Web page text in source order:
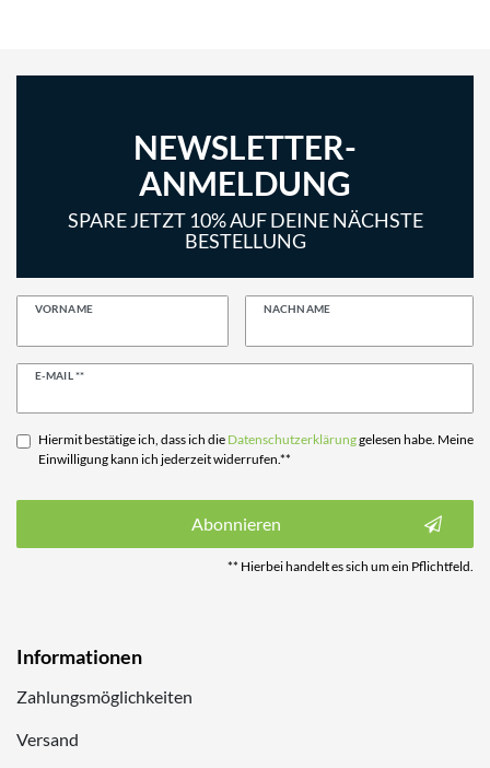
NEWSLETTER-
ANMELDUNG
SPARE JETZT 10% AUF DEINE NÄCHSTE
BESTELLUNG
VORNAME NACHNAME
E-MAIL **
Newsletter
Hiermit bestätige ich, dass ich die Daten­schutz­erklärunggelesen habe. Meine
Einwilligung kann ich jederzeit widerrufen.**
Abonnieren
** Hierbei handelt es sich um ein Pflichtfeld.
Informationen
Zahlungsmöglichkeiten
Versand